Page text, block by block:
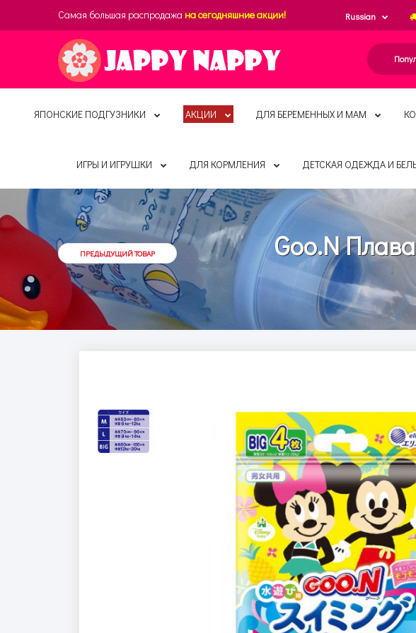
Самая большая распродажа на сегодняшние акции! Russian
ЯПОНСКИЕ ПОДГУЗНИКИ АКЦИИ ДЛЯ БЕРЕМЕННЫХ И МАМ
ИГРЫ И ИГРУШКИ ДЛЯ КОРМЛЕНИЯ ДЕТСКАЯ ОДЕЖДА И
ПРЕДЫДУЩИЙ ТОВАР
Goo.N